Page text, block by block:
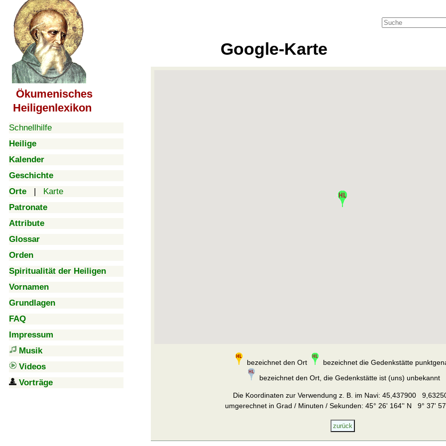
Ökumenisches
Heiligenlexikon
Schnellhilfe
Heilige
Kalender
Geschichte
Orte | Karte
Patronate
Attribute
Glossar
Orden
Spiritualität der Heiligen
Vornamen
Grundlagen
FAQ
Impressum
Musik
Videos
Vorträge
Google-Karte
bezeichnet den Ort
bezeichnet die Gedenkstätte
bezeichnet den Ort, die Gedenkstätte ist (uns) unbekannt
Die Koordinaten zur Verwendung z. B. im Navi: 45,437900
umgerechnet in Grad / Minuten / Sekunden: 45° 26' 164'' N 9° 37'